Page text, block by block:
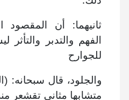
ثانيهما: أن
الفهم والتدبر
للجوارح
والجلود، قال سبحانه:
متشابها مثاني تقشعر